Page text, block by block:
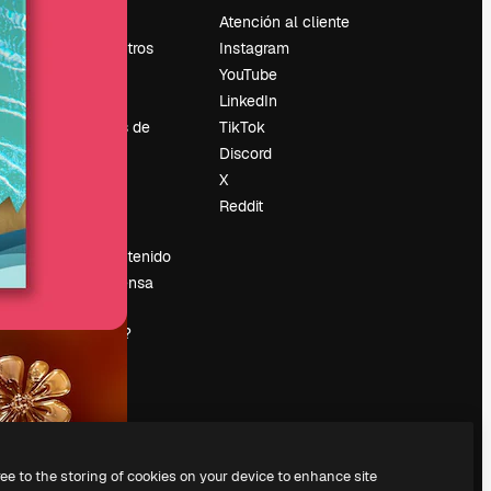
Sobre nosotros
Tendencias de
Vender contenido
Sala de prensa
magnific.ai?
Atención al cliente
Instagram
YouTube
LinkedIn
TikTok
Discord
X
Reddit
to the storing of cookies on your device to enhance site